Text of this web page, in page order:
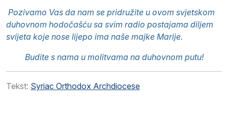
Pozivamo Vas da nam se pridružite u ovom svjetskom
duhovnom hodočašću sa svim radio postajama diljem
svijeta koje nose lijepo ima naše majke Marije.
Budite s nama u molitvama na duhovnom putu!
Tekst: Syriac Orthodox Archdiocese